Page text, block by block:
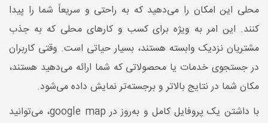
محلی این امکان را می‌دهید که به راحتی و سریعاً شما را پیدا
کنند. این امر به ویژه برای کسب و کارهای محلی که به جذب
مشتریان نزدیک وابسته هستند، بسیار حیاتی است. وقتی کاربران
در جستجوی خدمات یا محصولاتی که شما ارائه می‌دهید هستند،
مکان شما در نتایج بالاتر و برجسته‌تر نمایش داده می‌شود.
با داشتن یک پروفایل کامل و به‌روز در google map، می‌توانید